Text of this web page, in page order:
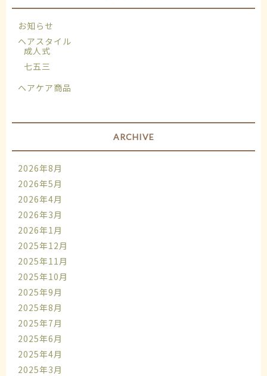
お知らせ
ヘアスタイル
成人式
七五三
ヘアケア商品
ARCHIVE
2026年8月
2026年5月
2026年4月
2026年3月
2026年1月
2025年12月
2025年11月
2025年10月
2025年9月
2025年8月
2025年7月
2025年6月
2025年4月
2025年3月